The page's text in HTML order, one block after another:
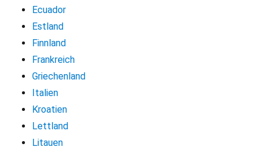
Ecuador
Estland
Finnland
Frankreich
Griechenland
Italien
Kroatien
Lettland
Litauen